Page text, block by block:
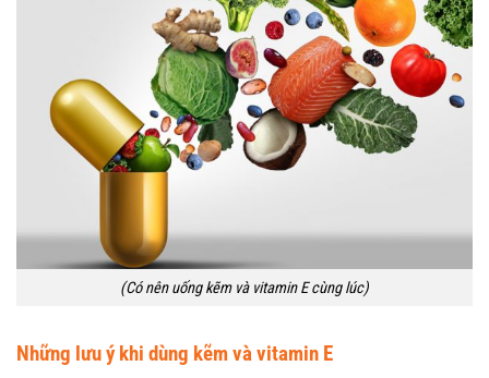
(Có nên uống kẽm và vitamin E cùng lúc)
Những lưu ý khi dùng kẽm và vitamin E